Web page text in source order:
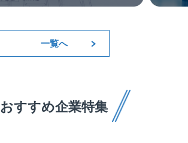
一覧へ
おすすめ企業特集